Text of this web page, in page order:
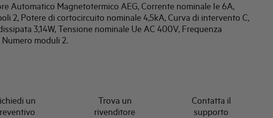
Automatico Magnetotermico AEG, Corrente nominale Ie 6A,
2, Potere di cortocircuito nominale 4,5kA, Curva di intervento C,
3,14W, Tensione nominale Ue AC 400V, Frequenza
moduli 2.
un
Trova un
rivenditore
Contatta il
supporto